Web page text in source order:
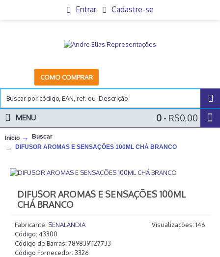
Entrar Cadastre-se
COMO COMPRAR
0 - R$0,00
MENU
Inicio
Buscar
DIFUSOR AROMAS E SENSAÇÕES 100ML CHÁ BRANCO
DIFUSOR AROMAS E SENSAÇÕES 100ML
CHÁ BRANCO
Visualizações: 146
Fabricante: SENALANDIA
Código: 43300
Código de Barras: 7898391127733
Código Fornecedor: 3326